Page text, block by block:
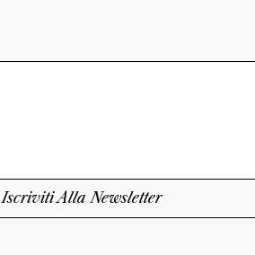
Iscriviti Alla Newsletter